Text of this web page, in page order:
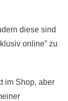
diese sind
online” zu
im Shop, aber